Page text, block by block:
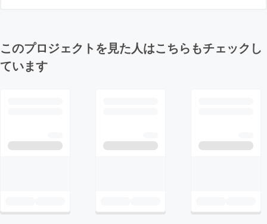
このプロジェクトを見た人はこちらもチェックし
ています